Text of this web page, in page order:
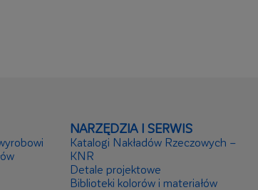
NARZĘDZIA I SERWIS
Katalogi Nakładów Rzeczowych –
KNR
Detale projektowe
Biblioteki kolorów i materiałów